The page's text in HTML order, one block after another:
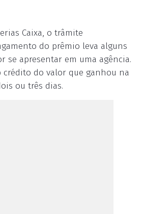
Caixa, o trâmite
do prêmio leva alguns
se apresentar em uma agência.
crédito do valor que ganhou na
ou três dias.